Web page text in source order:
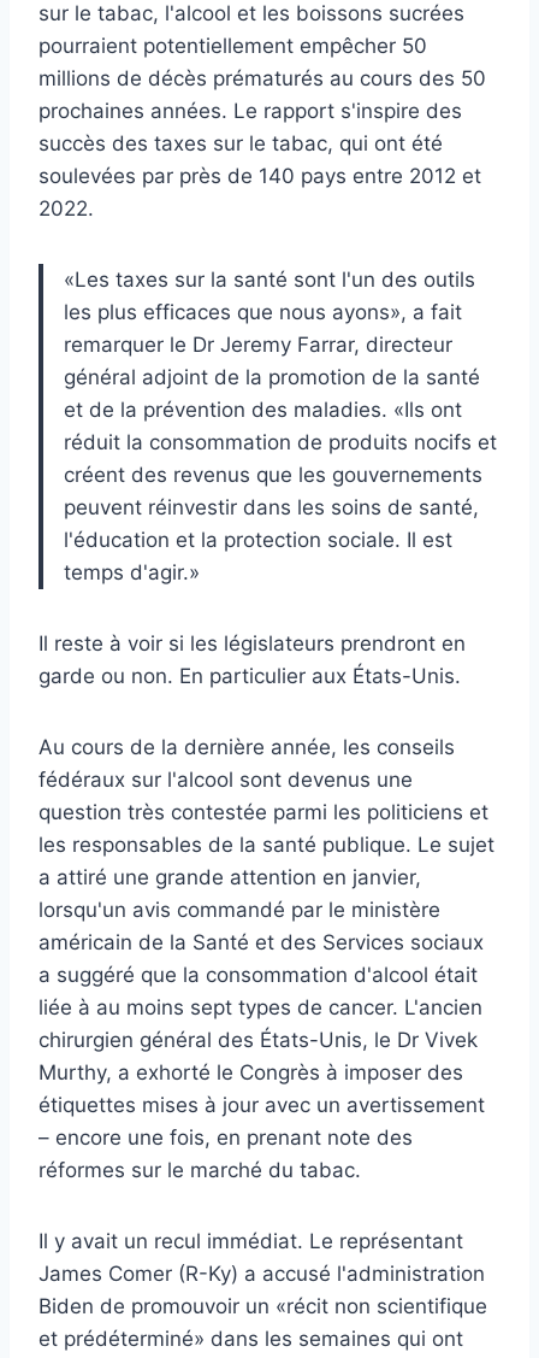
sur le tabac, l'alcool et les boissons sucrées
pourraient potentiellement empêcher 50
millions de décès prématurés au cours des 50
prochaines années. Le rapport s'inspire des
succès des taxes sur le tabac, qui ont été
soulevées par près de 140 pays entre 2012 et
2022.
«Les taxes sur la santé sont l'un des outils
les plus efficaces que nous ayons», a fait
remarquer le Dr Jeremy Farrar, directeur
général adjoint de la promotion de la santé
et de la prévention des maladies. «Ils ont
réduit la consommation de produits nocifs et
créent des revenus que les gouvernements
peuvent réinvestir dans les soins de santé,
l'éducation et la protection sociale. Il est
temps d'agir.»
Il reste à voir si les législateurs prendront en
garde ou non. En particulier aux États-Unis.
Au cours de la dernière année, les conseils
fédéraux sur l'alcool sont devenus une
question très contestée parmi les politiciens et
les responsables de la santé publique. Le sujet
a attiré une grande attention en janvier,
lorsqu'un avis commandé par le ministère
américain de la Santé et des Services sociaux
a suggéré que la consommation d'alcool était
liée à au moins sept types de cancer. L'ancien
chirurgien général des États-Unis, le Dr Vivek
Murthy, a exhorté le Congrès à imposer des
étiquettes mises à jour avec un avertissement
– encore une fois, en prenant note des
réformes sur le marché du tabac.
Il y avait un recul immédiat. Le représentant
James Comer (R-Ky) a accusé l'administration
Biden de promouvoir un «récit non scientifique
et prédéterminé» dans les semaines qui ont